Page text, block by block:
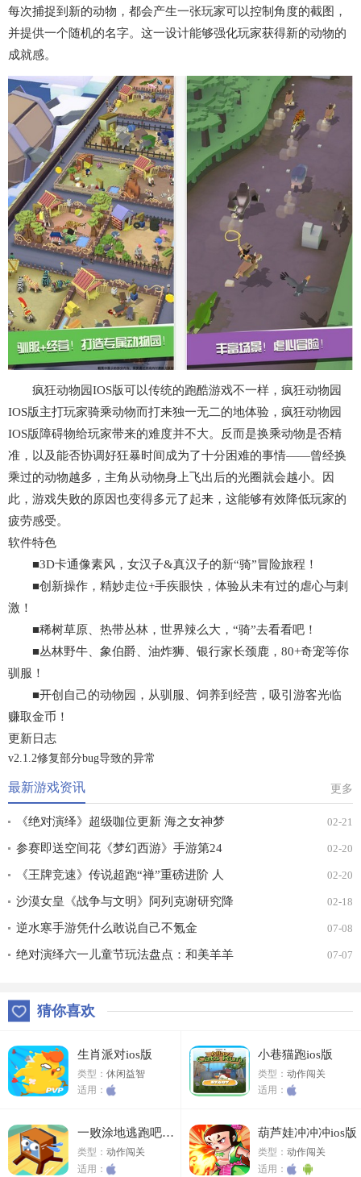
每次捕捉到新的动物，都会产生一张玩家可以控制角度的截图，
并提供一个随机的名字。这一设计能够强化玩家获得新的动物的
成就感。
疯狂动物园IOS版可以传统的跑酷游戏不一样，疯狂动物园
IOS版主打玩家骑乘动物而打来独一无二的地体验，疯狂动物园
IOS版障碍物给玩家带来的难度并不大。反而是换乘动物是否精
准，以及能否协调好狂暴时间成为了十分困难的事情——曾经换
乘过的动物越多，主角从动物身上飞出后的光圈就会越小。因
此，游戏失败的原因也变得多元了起来，这能够有效降低玩家的
疲劳感受。
软件特色
■3D卡通像素风，女汉子&真汉子的新“骑”冒险旅程！
■创新操作，精妙走位+手疾眼快，体验从未有过的虐心与刺
激！
■稀树草原、热带丛林，世界辣么大，“骑”去看看吧！
■丛林野牛、象伯爵、油炸狮、银行家长颈鹿，80+奇宠等你
驯服！
■开创自己的动物园，从驯服、饲养到经营，吸引游客光临
赚取金币！
更新日志
v2.1.2修复部分bug导致的异常
最新游戏资讯 更多
《绝对演绎》超级咖位更新 海之女神梦
幻时装免费拿！
02-21
参赛即送空间花《梦幻西游》手游第24
届X9联赛报名进行中！
02-20
《王牌竞速》传说超跑“禅”重磅进阶 人
车合一 竞速飞升！
02-20
沙漠女皇《战争与文明》阿列克谢研究降
价
02-18
逆水寒手游凭什么敢说自己不氪金 07-08
绝对演绎六一儿童节玩法盘点：和美羊羊 07-07
猜你喜欢
生肖派对ios版
类型： 休闲益智
适用：
小巷猫跑ios版
类型：动作闯关
适用：
一败涂地逃跑吧ios版
类型： 动作闯关
适用：
葫芦娃冲冲冲ios版
类型：动作闯关
适用：